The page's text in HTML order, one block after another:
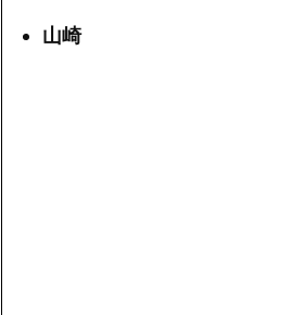
山崎